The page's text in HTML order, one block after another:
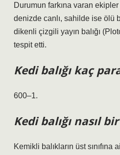
Durumun farkına varan
denizde canlı, sahilde ise ölü
dikenli çizgili yayın balığı
tespit etti.
Kedi balığı kaç
600–1.
Kedi balığı nasıl
Kemikli balıkların üst sınıfına